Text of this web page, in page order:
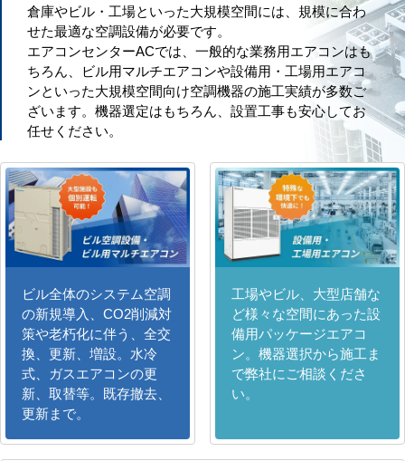
倉庫やビル・工場といった大規模空間には、規模に合わ
せた最適な空調設備が必要です。
エアコンセンターACでは、一般的な業務用エアコンはも
ちろん、ビル用マルチエアコンや設備用・工場用エアコ
ンといった大規模空間向け空調機器の施工実績が多数ご
ざいます。機器選定はもちろん、設置工事も安心してお
任せください。
ビル全体のシステム空調
の新規導入、CO2削減対
策や老朽化に伴う、全交
換、更新、増設。水冷
式、ガスエアコンの更
新、取替等。既存撤去、
更新まで。
工場やビル、大型店舗な
ど様々な空間にあった設
備用パッケージエアコ
ン。機器選択から施工ま
で弊社にご相談くださ
い。